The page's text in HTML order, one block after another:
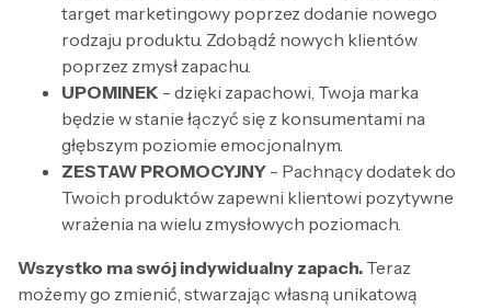
target marketingowy poprzez dodanie nowego
rodzaju produktu. Zdobądź nowych klientów
poprzez zmysł zapachu.
UPOMINEK - dzięki zapachowi, Twoja marka
będzie w stanie łączyć się z konsumentami na
głębszym poziomie emocjonalnym.
ZESTAW PROMOCYJNY - Pachnący dodatek do
Twoich produktów zapewni klientowi pozytywne
wrażenia na wielu zmysłowych poziomach.
Wszystko ma swój indywidualny zapach. Teraz
możemy go zmienić, stwarzając własną unikatową